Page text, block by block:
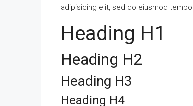
adipisicing elit, sed do eiusmod
Heading H1
Heading H2
Heading H3
Heading H4